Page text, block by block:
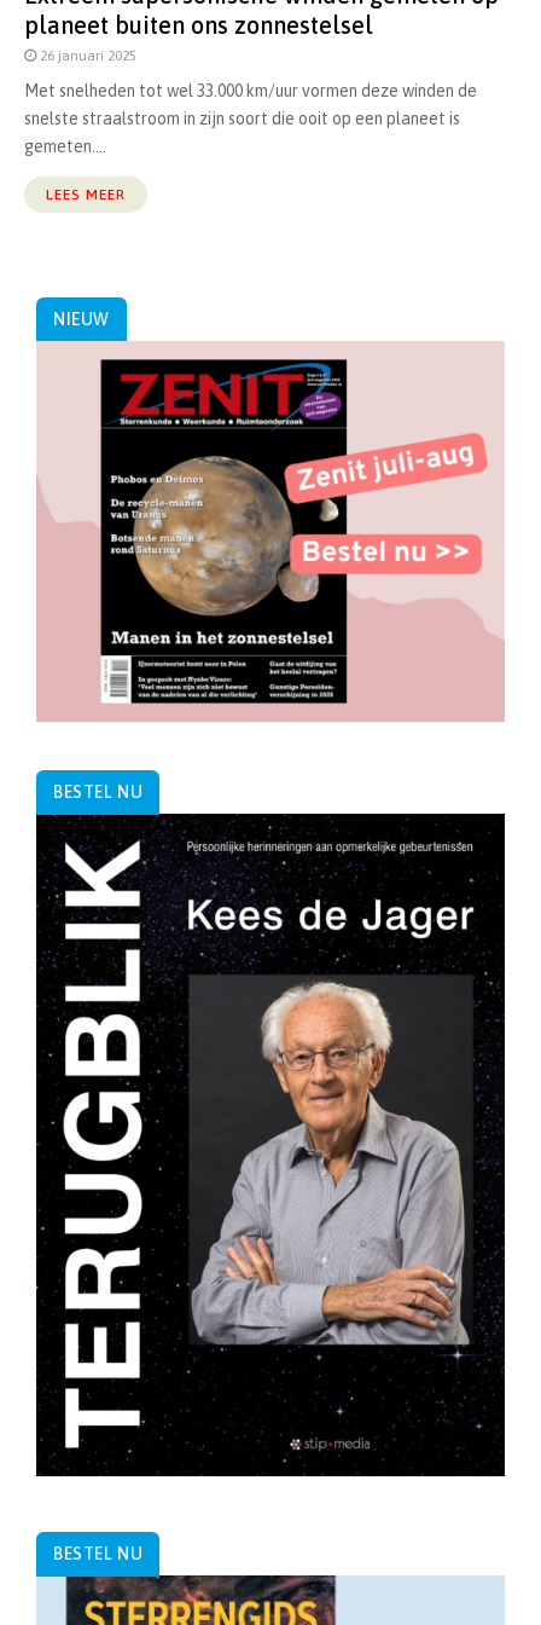
planeet buiten ons zonnestelsel
26 januari 2025
Met snelheden tot wel 33.000 km/uur vormen deze winden de
snelste straalstroom in zijn soort die ooit op een planeet is
gemeten....
LEES MEER
NIEUW
BESTEL NU
BESTEL NU